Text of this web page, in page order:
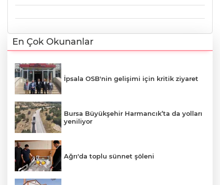
En Çok Okunanlar
İpsala OSB'nin gelişimi için kritik ziyaret
Bursa Büyükşehir Harmancık’ta da yolları
yeniliyor
Ağrı'da toplu sünnet şöleni